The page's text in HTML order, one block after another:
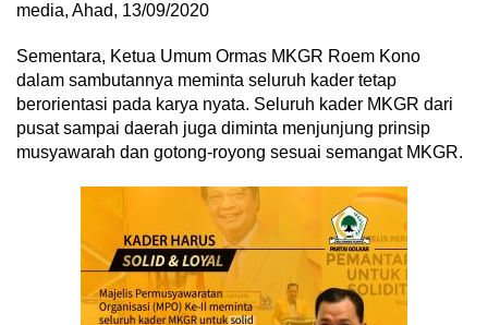
media, Ahad, 13/09/2020
Sementara, Ketua Umum Ormas MKGR Roem Kono
dalam sambutannya meminta seluruh kader tetap
berorientasi pada karya nyata. Seluruh kader MKGR dari
pusat sampai daerah juga diminta menjunjung prinsip
musyawarah dan gotong-royong sesuai semangat MKGR.